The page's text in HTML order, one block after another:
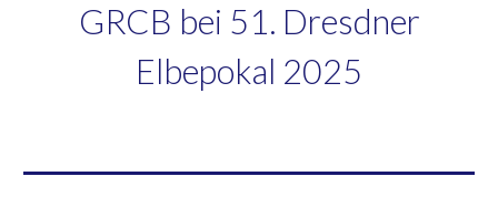
GRCB bei 51. Dresdner
Elbepokal 2025